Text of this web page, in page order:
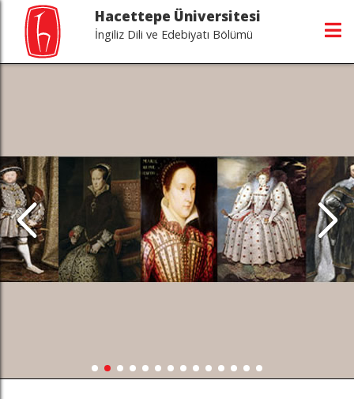
Hacettepe Üniversitesi
İngiliz Dili ve Edebiyatı Bölümü